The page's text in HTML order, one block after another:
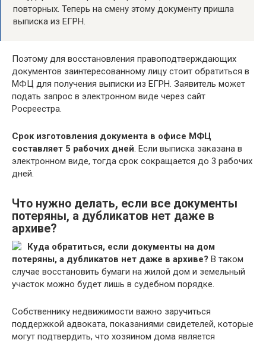
повторных. Теперь на смену этому документу пришла
выписка из ЕГРН.
Поэтому для восстановления правоподтверждающих
документов заинтересованному лицу стоит обратиться в
МФЦ для получения выписки из ЕГРН. Заявитель может
подать запрос в электронном виде через сайт
Росреестра.
Срок изготовления документа в офисе МФЦ
составляет 5 рабочих дней . Если выписка заказана в
электронном виде, тогда срок сокращается до 3 рабочих
дней.
Что нужно делать, если все документы
потеряны, а дубликатов нет даже в
архиве?
Куда обратиться, если документы на дом
потеряны, а дубликатов нет даже в архиве? В таком
случае восстановить бумаги на жилой дом и земельный
участок можно будет лишь в судебном порядке.
Собственнику недвижимости важно заручиться
поддержкой адвоката, показаниями свидетелей, которые
могут подтвердить, что хозяином дома является